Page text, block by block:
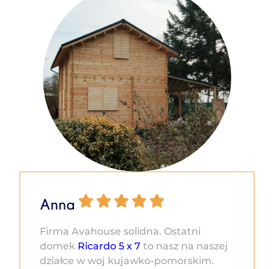
Anna
Firma Avahouse solidna. Ostatni
domek Ricardo 5 x 7 to nasz na naszej
działce w woj kujawko-pomorskim.